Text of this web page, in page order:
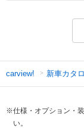
carview! 新車カタ
※仕様・オプション・
い。